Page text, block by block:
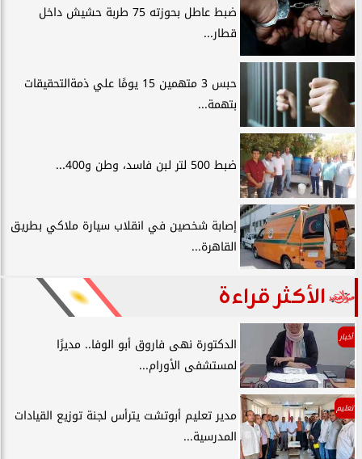
ضبط عاطل بحوزته 75 طربة حشيش داخل
قطار...
حبس 3 متهمين 15 يومًا علي ذمةالتحقيقات
بتهمة...
ضبط 500 لتر لبن فاسد، وطن و400...
إصابة شخصين في انقلاب سيارة ملاكي بطريق
القاهرة...
الأكثر قراءة
أخبار
الدكتورة نهى فاروق أبو الوفا.. مديرًا
لمستشفى الأورام...
تعليم
مدير تعليم أبوتشت يترأس لجنة توزيع القيادات
المدرسية...